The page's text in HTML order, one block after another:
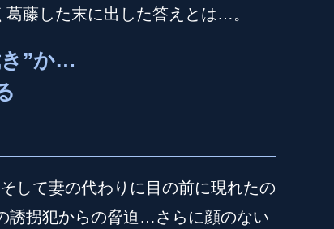
葛藤した末に出した答えとは…。
き”か…
して妻の代わりに目の前に現れたの
誘拐犯からの脅迫…さらに顔のない